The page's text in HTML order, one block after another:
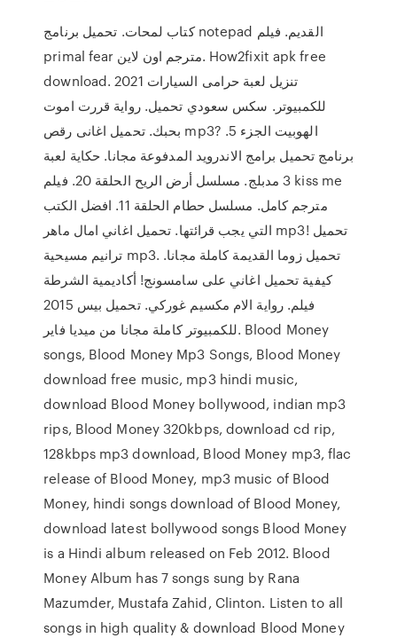
كتاب لمحات. تحميل برنامج notepad القديم. فيلم
primal fear مترجم اون لاين. How2fixit apk free
download. تنزيل لعبة حرامى السيارات 2021
للكمبيوتر. سكس سعودي تحميل. رواية قررت اموت
بحبك. تحميل اغانى رقص mp3? الهوبيت الجزء 5.
برنامج تحميل برامج الاندرويد المدفوعة مجانا. حكاية لعبة
3 مدبلج. مسلسل أرض الريح الحلقة 20. فيلم kiss me
مترجم كامل. مسلسل حطام الحلقة 11. افضل الكتب
التي يجب قرائتها. تحميل اغاني امال ماهر mp3! تحميل
ترانيم مسيحية mp3. تحميل زوما القديمة كاملة مجانا.
كيفية تحميل اغاني على سامسونج! أكاديمية الشرطة
فيلم. رواية الام مكسيم غوركي. تحميل بيس 2015
للكمبيوتر كاملة مجانا من ميديا فاير. Blood Money
songs, Blood Money Mp3 Songs, Blood Money
download free music, mp3 hindi music,
download Blood Money bollywood, indian mp3
rips, Blood Money 320kbps, download cd rip,
128kbps mp3 download, Blood Money mp3, flac
release of Blood Money, mp3 music of Blood
Money, hindi songs download of Blood Money,
download latest bollywood songs Blood Money
is a Hindi album released on Feb 2012. Blood
Money Album has 7 songs sung by Rana
Mazumder, Mustafa Zahid, Clinton. Listen to all
songs in high quality & download Blood Money